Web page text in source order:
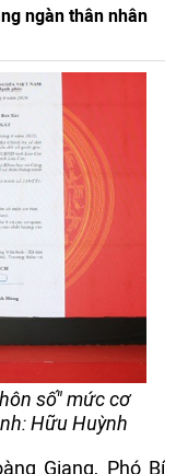
ngàn thân nhân
số" mức cơ
Hữu Huỳnh
Giang, Phó Bí